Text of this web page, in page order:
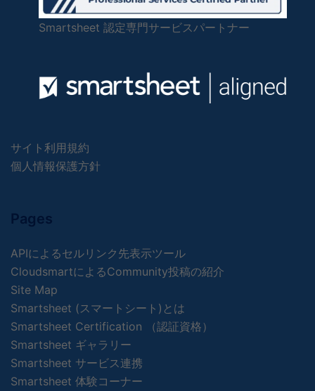
Smartsheet 認定専門サービスパートナー
サイト利用規約
個人情報保護方針
Pages
APIによるセルリンク先表示ツール
CloudsmartによるCommunity投稿の紹介
Site Map
Smartsheet (スマートシート)とは
Smartsheet Certification （認証資格）
Smartsheet ギャラリー
Smartsheet サービス連携
Smartsheet 体験コーナー